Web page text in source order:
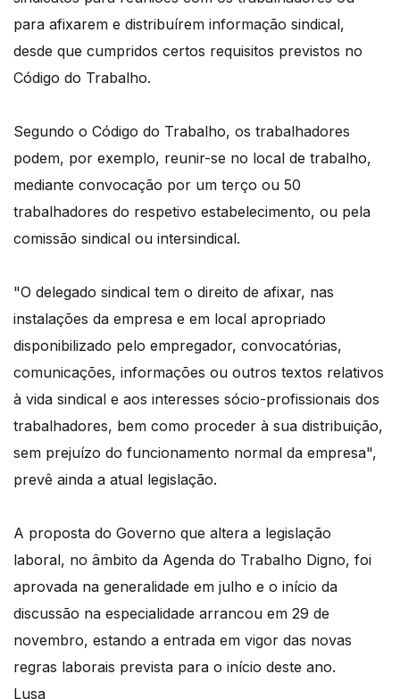
para afixarem e distribuírem informação sindical,
desde que cumpridos certos requisitos previstos no
Código do Trabalho.
Segundo o Código do Trabalho, os trabalhadores
podem, por exemplo, reunir-se no local de trabalho,
mediante convocação por um terço ou 50
trabalhadores do respetivo estabelecimento, ou pela
comissão sindical ou intersindical.
"O delegado sindical tem o direito de afixar, nas
instalações da empresa e em local apropriado
disponibilizado pelo empregador, convocatórias,
comunicações, informações ou outros textos relativos
à vida sindical e aos interesses sócio-profissionais dos
trabalhadores, bem como proceder à sua distribuição,
sem prejuízo do funcionamento normal da empresa",
prevê ainda a atual legislação.
A proposta do Governo que altera a legislação
laboral, no âmbito da Agenda do Trabalho Digno, foi
aprovada na generalidade em julho e o início da
discussão na especialidade arrancou em 29 de
novembro, estando a entrada em vigor das novas
regras laborais prevista para o início deste ano.
Lusa